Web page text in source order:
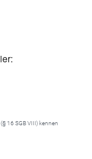
16 SGB VIII) kennen